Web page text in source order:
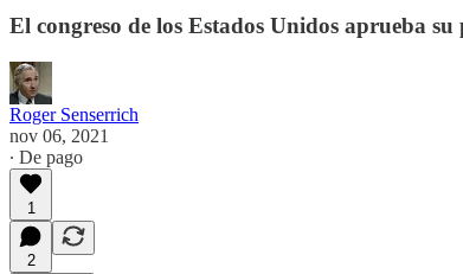
El congreso de los Estados Unidos aprueba
Roger Senserrich
nov 06, 2021
∙ De pago
1
2